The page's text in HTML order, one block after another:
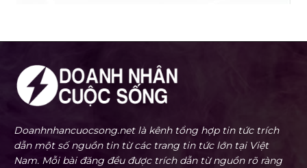
Doanhnhancuocsong.net là kênh tổng hợp tin tức trích
dẫn một số nguồn tin từ các trang tin tức lớn tại Việt
Nam. Mỗi bài đăng đều được trích dẫn từ nguồn rõ ràng